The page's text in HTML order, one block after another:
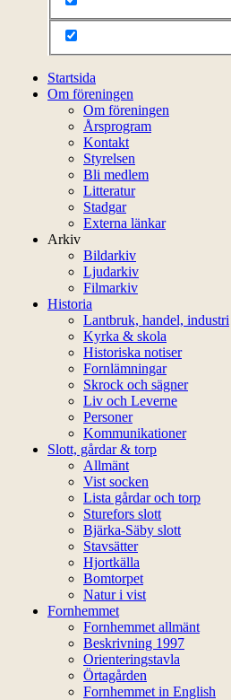
Startsida
Om föreningen
Om föreningen
Årsprogram
Kontakt
Styrelsen
Bli medlem
Litteratur
Stadgar
Externa länkar
Arkiv
Bildarkiv
Ljudarkiv
Filmarkiv
Historia
Lantbruk, handel, industri
Kyrka & skola
Historiska notiser
Fornlämningar
Skrock och sägner
Liv och Leverne
Personer
Kommunikationer
Slott, gårdar & torp
Allmänt
Vist socken
Lista gårdar och torp
Sturefors slott
Bjärka-Säby slott
Stavsätter
Hjortkälla
Bomtorpet
Natur i vist
Fornhemmet
Fornhemmet allmänt
Beskrivning 1997
Orienteringstavla
Örtagården
Fornhemmet in English